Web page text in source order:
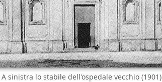
sinistra lo stabile dell'ospedale vecchio (1901)